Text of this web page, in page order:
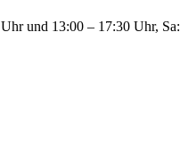
und 13:00 – 17:30 Uhr, Sa: